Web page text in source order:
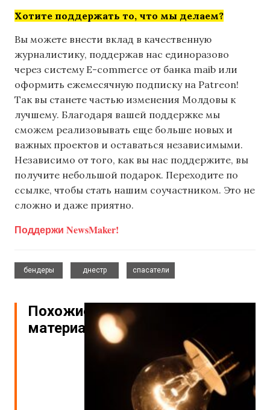
Хотите поддержать то, что мы делаем?
Вы можете внести вклад в качественную
журналистику, поддержав нас единоразово
через систему E-commerce от банка maib или
оформить ежемесячную подписку на Patreon!
Так вы станете частью изменения Молдовы к
лучшему. Благодаря вашей поддержке мы
сможем реализовывать еще больше новых и
важных проектов и оставаться независимыми.
Независимо от того, как вы нас поддержите, вы
получите небольшой подарок. Переходите по
ссылке, чтобы стать нашим соучастником. Это не
сложно и даже приятно.
Поддержи NewsMaker!
бендеры
днестр
спасатели
Похожие
материалы